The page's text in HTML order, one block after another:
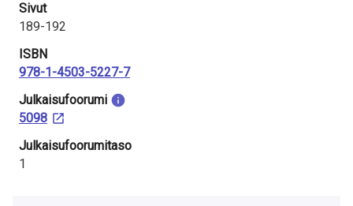
Sivut
189-192
ISBN
978-1-4503-5227-7
Julkaisu­foorumi
5098
Julkaisufoorumitaso
1